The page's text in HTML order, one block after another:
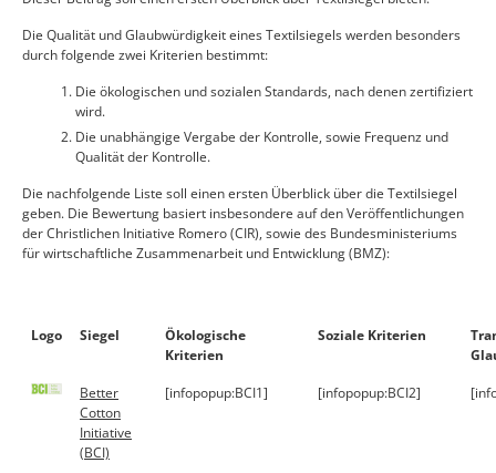
Die Qualität und Glaubwürdigkeit eines Textilsiegels werden besonders
durch folgende zwei Kriterien bestimmt:
Die ökologischen und sozialen Standards, nach denen zertifiziert
wird.
Die unabhängige Vergabe der Kontrolle, sowie Frequenz und
Qualität der Kontrolle.
Die nachfolgende Liste soll einen ersten Überblick über die Textilsiegel
geben. Die Bewertung basiert insbesondere auf den Veröffentlichungen
der Christlichen Initiative Romero (CIR), sowie des Bundesministeriums
für wirtschaftliche Zusammenarbeit und Entwicklung (BMZ):
Logo Siegel
Ökologische
Kriterien
Soziale Kriterien
Better
Cotton
Initiative
(BCI)
[infopopup:BCI1] [infopopup:BCI2]